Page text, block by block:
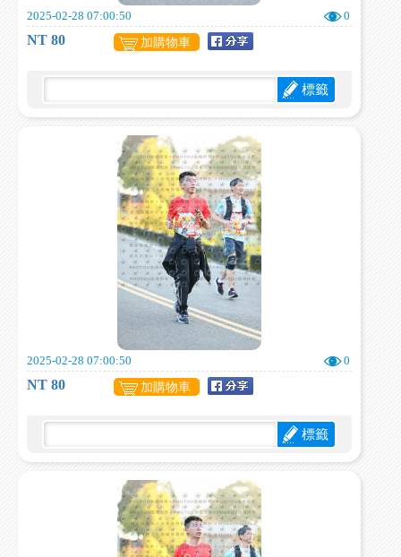
2025-02-28 07:00:50 0
NT 80 加購物車
標籤
2025-02-28 07:00:50 0
NT 80 加購物車
標籤